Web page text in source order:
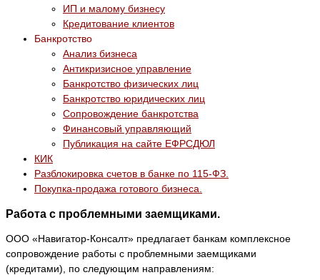
ИП и малому бизнесу
Кредитование клиентов
Банкротство
Анализ бизнеса
Антикризисное управление
Банкротство физических лиц
Банкротство юридических лиц
Сопровождение банкротства
Финансовый управляющий
Публикация на сайте ЕФРСДЮЛ
КИК
Разблокировка счетов в банке по 115-ФЗ.
Покупка-продажа готового бизнеса.
Работа с проблемными заемщиками.
ООО «Навигатор-Консалт» предлагает банкам комплексное
сопровождение работы с проблемными заемщиками
(кредитами), по следующим направлениям: